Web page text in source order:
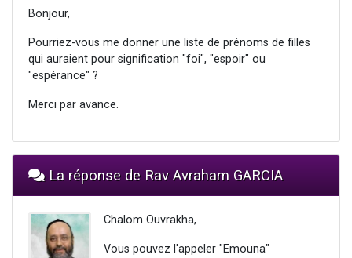
Bonjour,
Pourriez-vous me donner une liste de prénoms de filles
qui auraient pour signification "foi", "espoir" ou
"espérance" ?
Merci par avance.
La réponse de Rav Avraham GARCIA
Chalom Ouvrakha,
Vous pouvez l'appeler "Emouna"